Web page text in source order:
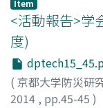
Item
<活動報告>学
度)
( 京都大学防災研
2014 , pp.45-45 )